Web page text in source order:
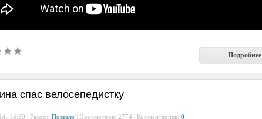
Подробнее
спас велосепедистку
14:30 | Раздел: Повезло | Просмотров: 2774 | Комментариев: 0